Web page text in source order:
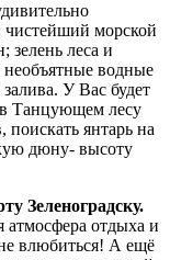
чистейший морской
зелень леса и
водные
У Вас будет
в Танцующем лесу
янтарь на
дюну- высоту
Зеленоградску.
атмосфера отдыха и
влюбиться! А ещё